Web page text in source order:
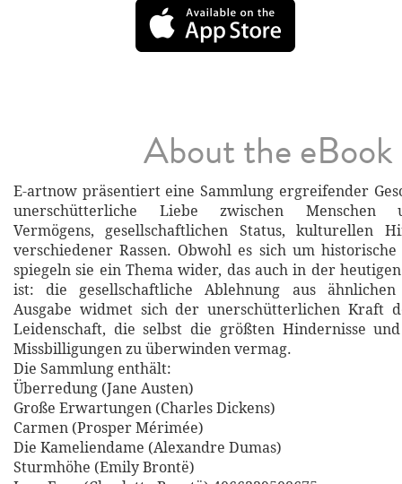
About the eBook
E-artnow präsentiert eine Sammlung ergreifender
unerschütterliche Liebe zwischen Menschen
Vermögens, gesellschaftlichen Status, kulturellen
verschiedener Rassen. Obwohl es sich um
spiegeln sie ein Thema wider, das auch in der
ist: die gesellschaftliche Ablehnung aus ähnlichen
Ausgabe widmet sich der unerschütterlichen Kraft
Leidenschaft, die selbst die größten Hindernisse
Missbilligungen zu überwinden vermag.
Die Sammlung enthält:
Überredung (Jane Austen)
Große Erwartungen (Charles Dickens)
Carmen (Prosper Mérimée)
Die Kameliendame (Alexandre Dumas)
Sturmhöhe (Emily Brontë)